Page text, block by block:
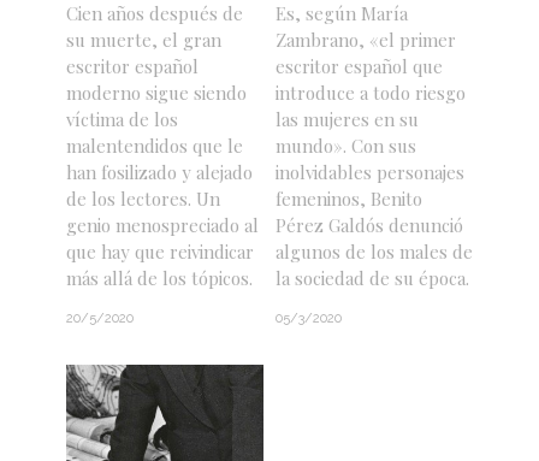
Cien años después de
su muerte, el gran
escritor español
moderno sigue siendo
víctima de los
malentendidos que le
han fosilizado y alejado
de los lectores. Un
genio menospreciado al
que hay que reivindicar
más allá de los tópicos.
20/5/2020
Es, según María
Zambrano, «el primer
escritor español que
introduce a todo riesgo
las mujeres en su
mundo». Con sus
inolvidables personajes
femeninos, Benito
Pérez Galdós denunció
algunos de los males de
la sociedad de su época.
05/3/2020